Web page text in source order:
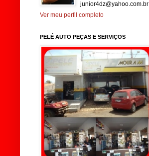
junior4dz@yahoo.com.br
Ver meu perfil completo
PELÉ AUTO PEÇAS E SERVIÇOS